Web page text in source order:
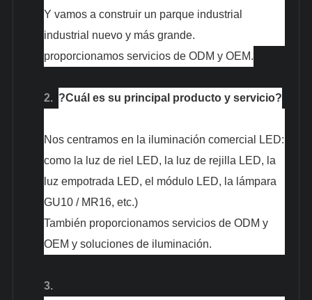
Y vamos a construir un parque industrial
industrial nuevo y más grande.
proporcionamos servicios de ODM y OEM.
2. ?Cuál es su principal producto y servicio?
Nos centramos en la iluminación comercial LED:
como la luz de riel LED, la luz de rejilla LED, la
luz empotrada LED, el módulo LED, la lámpara
GU10 / MR16, etc.)
También proporcionamos servicios de ODM y
OEM y soluciones de iluminación.
3.